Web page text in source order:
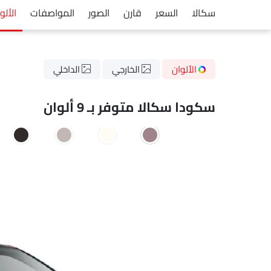
سكالا السعر قارن الصور المواصفات
الألوان الخارجي الداخلي
سكودا سكالا متوفر بـ 9 ألوان